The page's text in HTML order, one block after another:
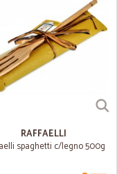
RAFFAELLI
spaghetti c/legno 500g